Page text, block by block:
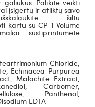
Palikite veikti
įsigertų ir atliktų savo
šiltu
kartu su CP-1 Volume
sustiprintumėte
Chloride,
Echinacea Purpurea
Malachite Extract,
Carbomer,
Panthenol,
EDTA